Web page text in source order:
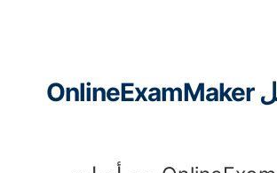
ما الذي يجعل OnlineExamMaker